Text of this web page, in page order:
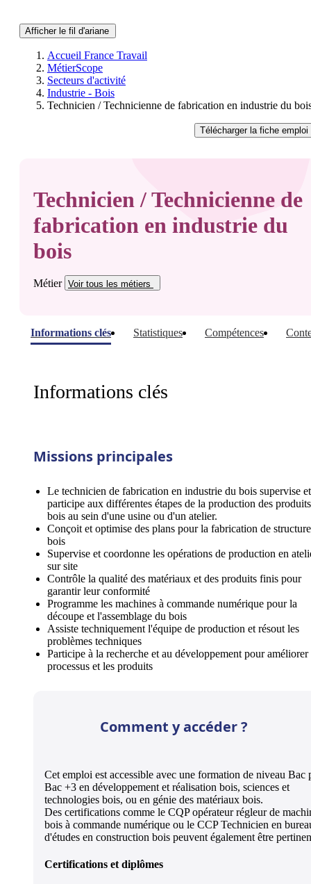
Afficher le fil d'ariane
Accueil France Travail
MétierScope
Secteurs d'activité
Industrie - Bois
Technicien / Technicienne de fabrication en industrie du
Télécharger la fiche emploi
Technicien / Technicienne de
fabrication en industrie du
bois
Métier Voir tous les métiers
Informations clés Statistiques Compétences
Informations clés
Missions principales
Le technicien de fabrication en industrie du bois supervise et
participe aux différentes étapes de la production des
bois au sein d'une usine ou d'un atelier.
Conçoit et optimise des plans pour la fabrication de
bois
Supervise et coordonne les opérations de production en
sur site
Contrôle la qualité des matériaux et des produits finis pour
garantir leur conformité
Programme les machines à commande numérique pour la
découpe et l'assemblage du bois
Assiste techniquement l'équipe de production et résout les
problèmes techniques
Participe à la recherche et au développement pour améliorer
processus et les produits
Comment y accéder ?
Cet emploi est accessible avec une formation de niveau Bac
Bac +3 en développement et réalisation bois, sciences et
technologies bois, ou en génie des matériaux bois.
Des certifications comme le CQP opérateur régleur de
bois à commande numérique ou le CCP Technicien en
d'études en construction bois peuvent également être
Certifications et diplômes